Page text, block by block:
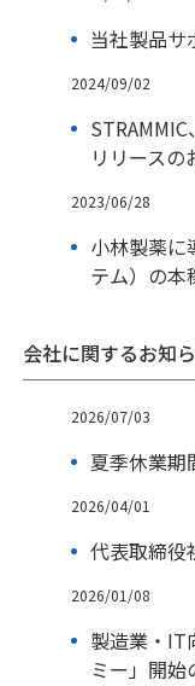
当社製品サ
2024/09/02
リリースの
2023/06/28
小林製薬
テム）の本
会社に関するお知
2026/07/03
夏季休業期
2026/04/01
代表取締役
2026/01/08
製造業・IT
ミー」開始